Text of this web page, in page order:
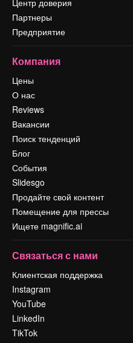
Центр доверия
Партнеры
Предприятие
Компания
Цены
О нас
Reviews
Вакансии
Поиск тенденций
Блог
События
Slidesgo
Продайте свой контент
Помещение для прессы
Ищете magnific.ai
Связаться с нами
Клиентская поддержка
Instagram
YouTube
LinkedIn
TikTok